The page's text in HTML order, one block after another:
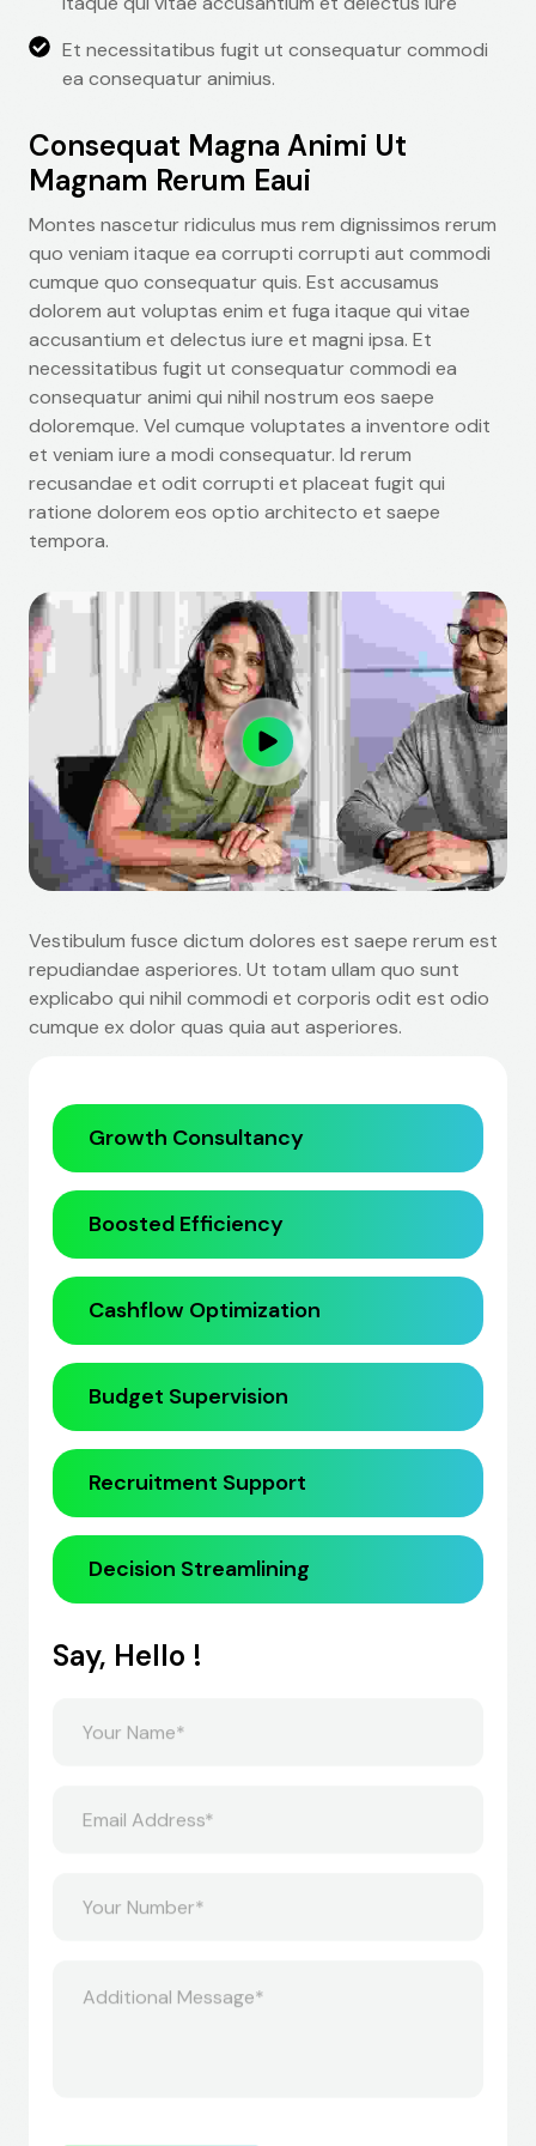
Et necessitatibus fugit ut consequatur commodi
ea consequatur animius.
Consequat Magna Animi Ut
Magnam Rerum Eaui
Montes nascetur ridiculus mus rem dignissimos rerum
quo veniam itaque ea corrupti corrupti aut commodi
cumque quo consequatur quis. Est accusamus
dolorem aut voluptas enim et fuga itaque qui vitae
accusantium et delectus iure et magni ipsa. Et
necessitatibus fugit ut consequatur commodi ea
consequatur animi qui nihil nostrum eos saepe
doloremque. Vel cumque voluptates a inventore odit
et veniam iure a modi consequatur. Id rerum
recusandae et odit corrupti et placeat fugit qui
ratione dolorem eos optio architecto et saepe
tempora.
Vestibulum fusce dictum dolores est saepe rerum est
repudiandae asperiores. Ut totam ullam quo sunt
explicabo qui nihil commodi et corporis odit est odio
cumque ex dolor quas quia aut asperiores.
Growth Consultancy
Boosted Efficiency
Cashflow Optimization
Budget Supervision
Recruitment Support
Decision Streamlining
Say, Hello !